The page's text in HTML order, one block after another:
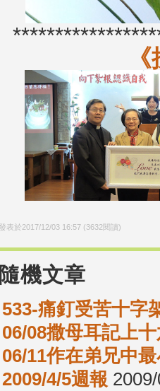
表於2017/12/03 16:57(3632 閱讀)
隨機文章
533-痛釘受苦十字
06/08撒母耳記上
06/11作在弟兄中
2009/4/5週報